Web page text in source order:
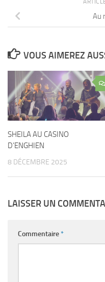
Au
VOUS AIMEREZ
SHEILA AU CASINO
D’ENGHIEN
8 DÉCEMBRE 2025
LAISSER UN
Commentaire*